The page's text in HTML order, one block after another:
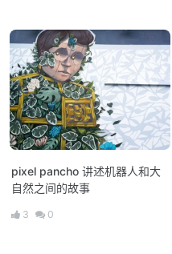
pixel pancho 讲述机器人和大
自然之间的故事
3 0